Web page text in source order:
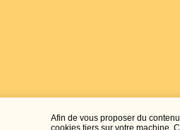
Afin de vous proposer du
cookies tiers sur votre machine.